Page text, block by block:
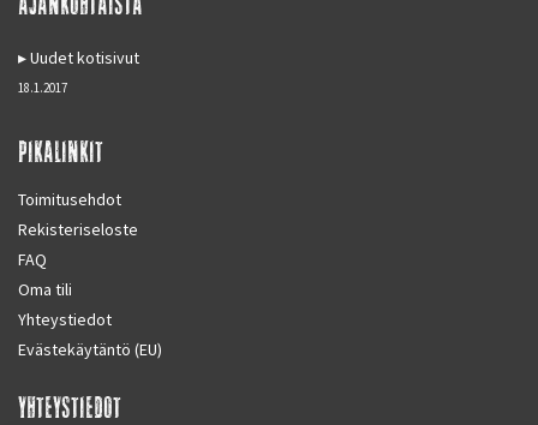
Uudet kotisivut
18.1.2017
PIKALINKIT
Toimitusehdot
Rekisteriseloste
FAQ
Oma tili
Yhteystiedot
Evästekäytäntö (EU)
YHTEYSTIEDOT